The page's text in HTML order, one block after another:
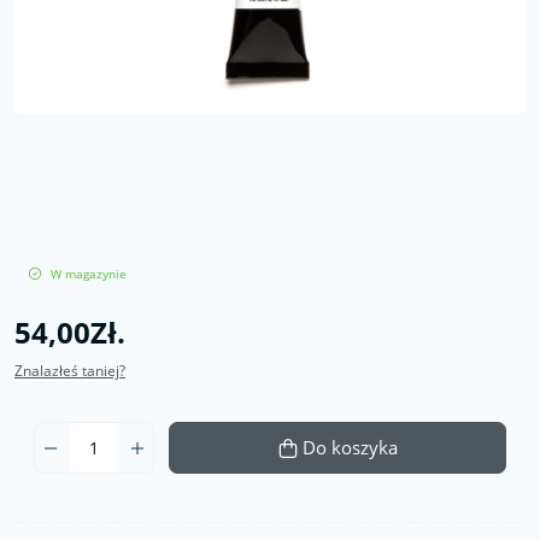
W magazynie
54,00Zł.
Znalazłeś taniej?
Do koszyka